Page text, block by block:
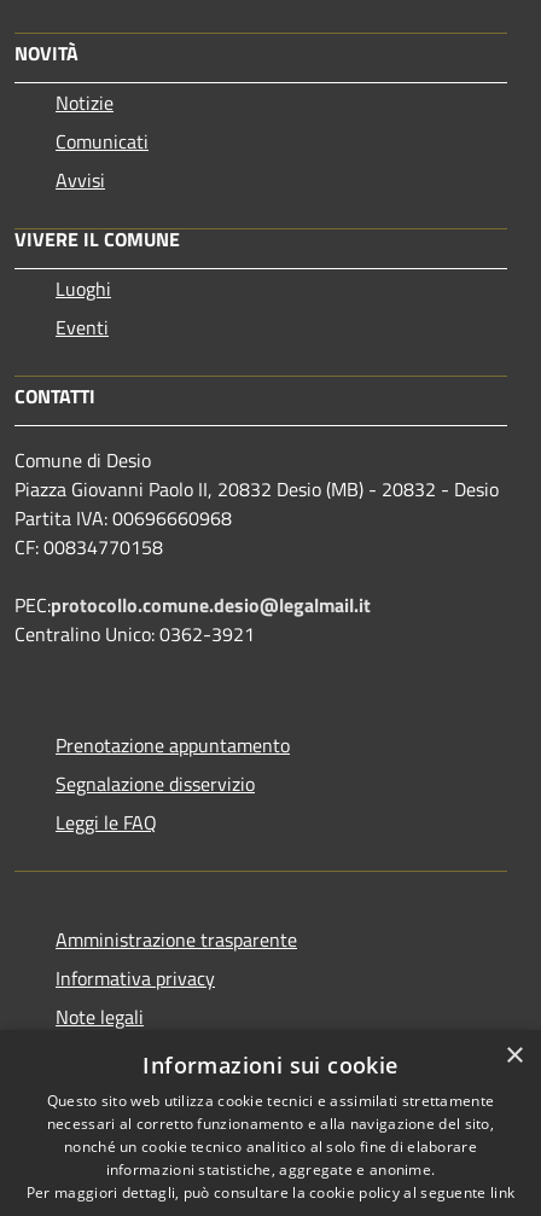
NOVITÀ
Notizie
Comunicati
Avvisi
VIVERE IL COMUNE
Luoghi
Eventi
CONTATTI
Comune di Desio
Piazza Giovanni Paolo II, 20832 Desio (MB) - 20832 - Desio
Partita IVA: 00696660968
CF: 00834770158
PEC:protocollo.comune.desio@legalmail.it
Centralino Unico: 0362-3921
Prenotazione appuntamento
Segnalazione disservizio
Leggi le FAQ
Amministrazione trasparente
Informativa privacy
Note legali
Dichiarazione di accessibilità
Accessibilità
Copyright © 2026 • Comune di
Desio • Powered by
×
Informazioni sui cookie
Questo sito web utilizza cookie tecnici e assimilati strettamente
necessari al corretto funzionamento e alla navigazione del sito,
nonché un cookie tecnico analitico al solo fine di elaborare
informazioni statistiche, aggregate e anonime.
Per maggiori dettagli, può consultare la cookie policy al seguente link